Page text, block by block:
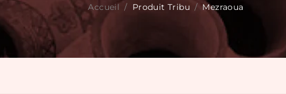
Accueil / Produit Tribu / Mezraoua